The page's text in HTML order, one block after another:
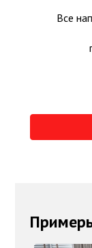
Все